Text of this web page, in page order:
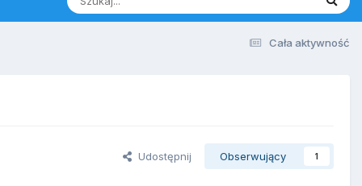
Cała aktywność
Udostępnij Obserwujący 1